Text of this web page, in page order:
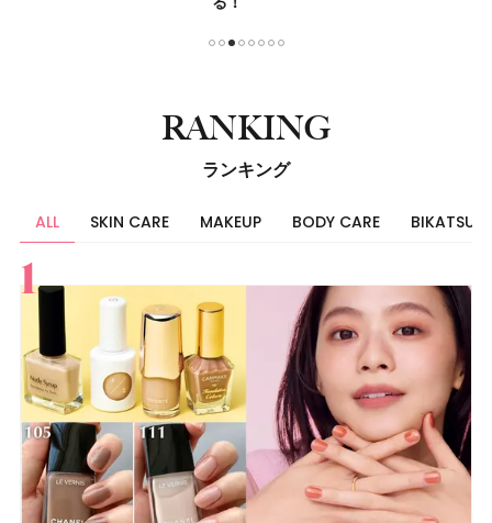
RANKING
ランキング
ALL SKIN CARE MAKEUP BODY CARE BIKATSU
すべて
スキンケア
メイク
ボディケア
美活
ヘア
ライフスタイル
ビューティーズ